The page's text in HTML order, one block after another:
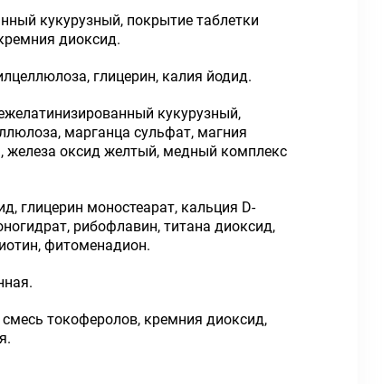
кукурузный, покрытие таблетки
диоксид.
глицерин, калия йодид.
кукурузный,
марганца сульфат, магния
железа оксид желтый, медный комплекс
глицерин моностеарат, кальция D-
рибофлавин, титана диоксид,
фитоменадион.
токоферолов, кремния диоксид,